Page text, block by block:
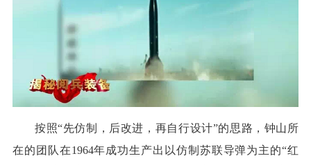
按照“先仿制，后改进，再自行设计”的思路，钟山所
在的团队在1964年成功生产出以仿制苏联导弹为主的“红